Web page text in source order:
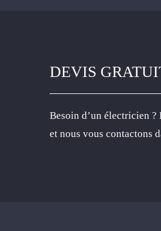
DEVIS
Besoin d’un électricien
et nous vous contactons